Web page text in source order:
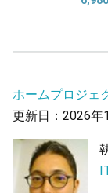
ホームプロジェ
更新日：2026年